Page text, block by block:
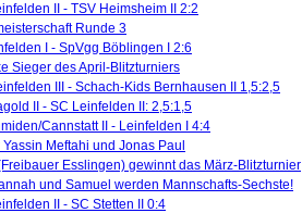
II - TSV Heimsheim II 2:2
Runde 3
I - SpVgg Böblingen I 2:6
Sieger des April-Blitzturniers
III - Schach-Kids Bernhausen II 1,5:2,5
II - SC Leinfelden II: 2,5:1,5
Cannstatt II - Leinfelden I 4:4
Meftahi und Jonas Paul
Esslingen) gewinnt das März-Blitzturnier
und Samuel werden Mannschafts-Sechste!
II - SC Stetten II 0:4